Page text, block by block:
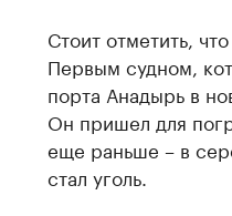
Стоит отметить,
Первым судном,
порта Анадырь в
Он пришел для
еще раньше – в
стал уголь.